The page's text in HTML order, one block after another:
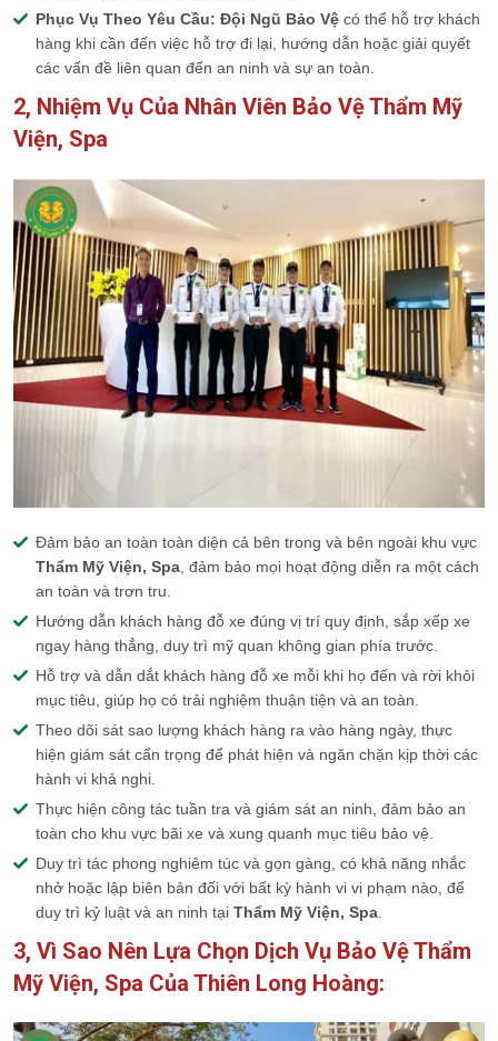
Phục Vụ Theo Yêu Cầu: Đội Ngũ Bảo Vệ có thể hỗ trợ khách
hàng khi cần đến việc hỗ trợ đi lại, hướng dẫn hoặc giải quyết
các vấn đề liên quan đến an ninh và sự an toàn.
2, Nhiệm Vụ Của Nhân Viên Bảo Vệ Thẩm Mỹ
Viện, Spa
Đảm bảo an toàn toàn diện cả bên trong và bên ngoài khu vực
Thẩm Mỹ Viện, Spa , đảm bảo mọi hoạt động diễn ra một cách
an toàn và trơn tru.
Hướng dẫn khách hàng đỗ xe đúng vị trí quy định, sắp xếp xe
ngay hàng thẳng, duy trì mỹ quan không gian phía trước.
Hỗ trợ và dẫn dắt khách hàng đỗ xe mỗi khi họ đến và rời khỏi
mục tiêu, giúp họ có trải nghiệm thuận tiện và an toàn.
Theo dõi sát sao lượng khách hàng ra vào hàng ngày, thực
hiện giám sát cẩn trọng để phát hiện và ngăn chặn kịp thời các
hành vi khả nghi.
Thực hiện công tác tuần tra và giám sát an ninh, đảm bảo an
toàn cho khu vực bãi xe và xung quanh mục tiêu bảo vệ.
Duy trì tác phong nghiêm túc và gọn gàng, có khả năng nhắc
nhở hoặc lập biên bản đối với bất kỳ hành vi vi phạm nào, để
duy trì kỷ luật và an ninh tại Thẩm Mỹ Viện, Spa
3, Vì Sao Nên Lựa Chọn Dịch Vụ Bảo Vệ Thẩm
Mỹ Viện, Spa Của Thiên Long Hoàng: